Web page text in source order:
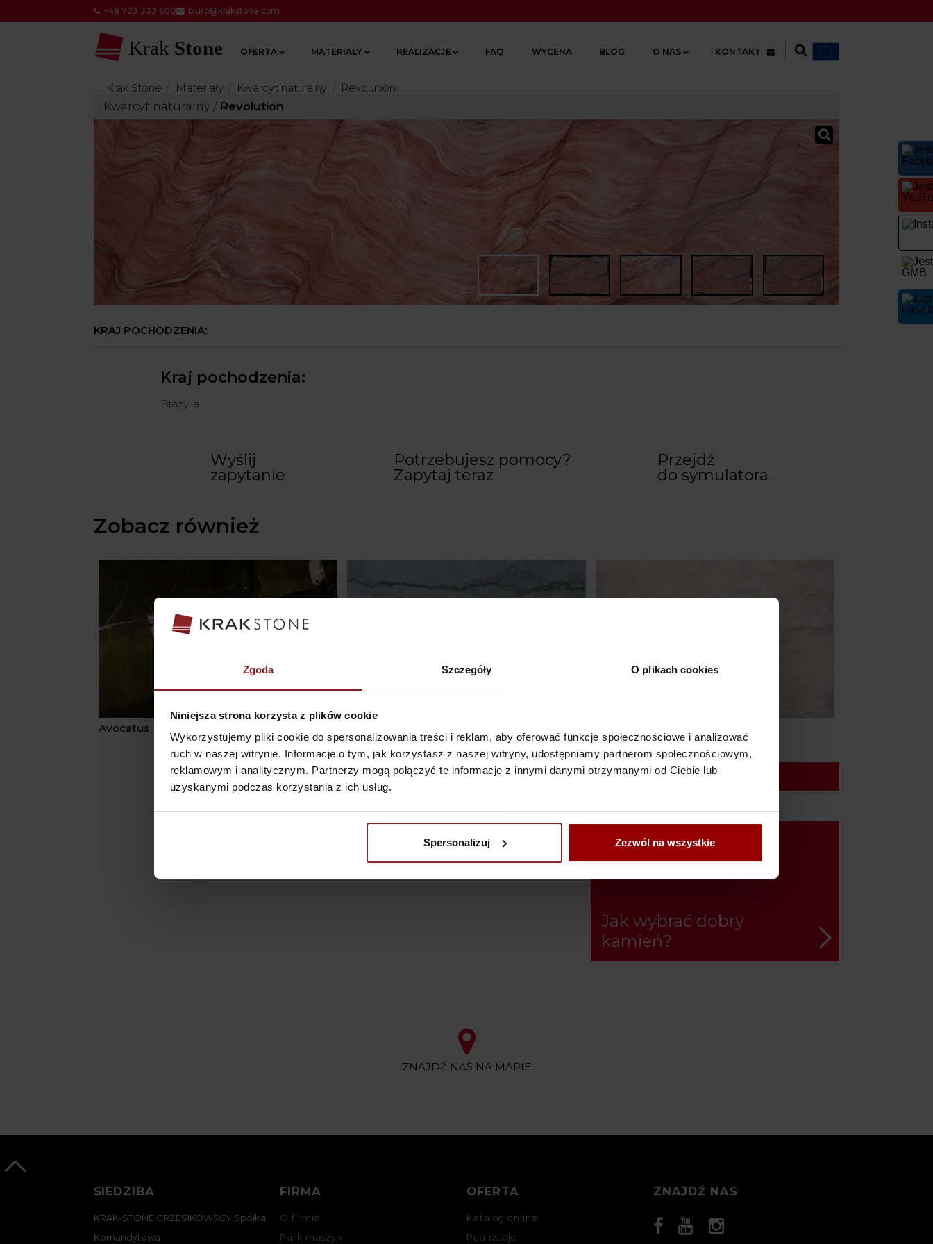
Zgoda Szczegóły O plikach cookies
Niniejsza strona korzysta z plików cookie
Wykorzystujemy pliki cookie do spersonalizowania treści i reklam, aby oferować funkcje społecznościowe i analizować
ruch w naszej witrynie. Informacje o tym, jak korzystasz z naszej witryny, udostępniamy partnerom społecznościowym,
reklamowym i analitycznym. Partnerzy mogą połączyć te informacje z innymi danymi otrzymanymi od Ciebie lub
uzyskanymi podczas korzystania z ich usług.
Spersonalizuj Zezwól na wszystkie
+48 723 333 600 biuro@krakstone.com
Krak Stone OFERTA MATERIAŁY REALIZACJE FAQ WYCENA BLOG O NAS KONTAKT
Krak Stone Materiały Kwarcyt naturalny Revolution
Kwarcyt naturalny / Revolution
KRAJ POCHODZENIA:
Kraj pochodzenia:
Brazylia
Wyślij
zapytanie
Potrzebujesz pomocy?
Zapytaj teraz
Przejdź
do symulatora
Zobacz również
Avocatus
POKAŻ WIĘCEJ…
Jak wybrać dobry
kamień?
ZNAJDŹ NAS NA MAPIE
SIEDZIBA
KRAK-STONE GRZESIKOWSCY Spółka
Komandytowa
FIRMA
O firmie
Park maszyn
OFERTA
Katalog online
Realizacje
ZNAJDŹ NAS